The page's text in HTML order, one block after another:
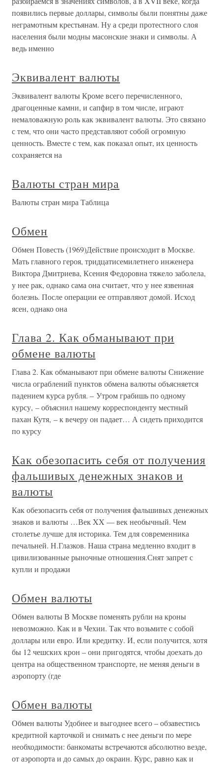
появились первые доллары, символы были понятны даже
неграмотным крестьянам. Ну а среди протестного слоя
населения были модны масонские знаки и символы. А
ведь именно
Эквивалент валюты
Эквивалент валюты Кроме всего перечисленного,
драгоценные камни, и сапфир в том числе, играют
немаловажную роль как эквивалент валюты. Это связано
с тем, что они часто представляют собой огромную
ценность. Вместе с тем, как показал опыт, их ценность
сохраняется на
Валюты стран мира
Валюты стран мира Таблица
Обмен
Обмен Повесть (1969)Действие происходит в Москве.
Мать главного героя, тридцатисемилетнего инженера
Виктора Дмитриева, Ксения Федоровна тяжело заболела,
у нее рак, однако сама она считает, что у нее язвенная
болезнь. После операции ее отправляют домой. Исход
ясен, однако она
Глава 2. Как обманывают при
обмене валюты
Глава 2. Как обманывают при обмене валюты Снижение
числа ограблений пунктов обмена валюты объясняется
падением курса рубля. – Утром грабишь по одному
курсу, – объяснил нашему корреспонденту местный
пахан Кутя, – к вечеру он падает… А сидеть приходится
по курсу
Как обезопасить себя от получения
фальшивых денежных знаков и
валюты
Как обезопасить себя от получения фальшивых денежных
знаков и валюты …Век XX — век необычный. Чем
столетье лучше для историка. Тем для современника
печальней. Н.Глазков. Наша страна медленно входит в
цивилизованные рыночные отношения.Снят запрет с
купли и продажи
Обмен валюты
Обмен валюты В Москве поменять рубли на кроны
невозможно. Как и в Чехии. Так что возьмите с собой
доллары или евро. Или кредитку. И, если получится, хотя
бы 12 чешских крон – они пригодятся, чтобы доехать до
центра на общественном транспорте, не меняя деньги в
аэропорту (где
Обмен валюты
Обмен валюты Удобнее и выгоднее всего – обзавестись
кредитной карточкой и снимать с нее деньги по мере
необходимости: банкоматы встречаются абсолютно везде,
от аэропорта и до самых до окраин. Курс, равно как и